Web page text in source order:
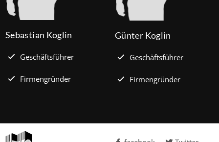
Sebastian Koglin
Geschäftsführer
Firmengründer
Günter Koglin
Geschäftsführer
Firmengründer